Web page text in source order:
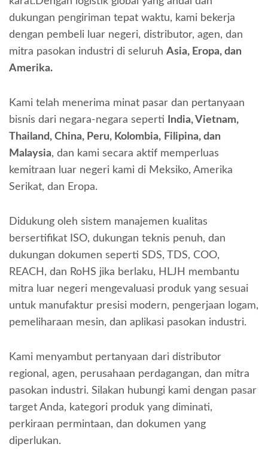
dukungan pengiriman tepat waktu, kami bekerja
dengan pembeli luar negeri, distributor, agen, dan
mitra pasokan industri di seluruh Asia, Eropa, dan
Amerika.
Kami telah menerima minat pasar dan pertanyaan
bisnis dari negara-negara seperti
India, Vietnam,
Thailand, China, Peru, Kolombia, Filipina, dan
Malaysia, dan kami secara aktif memperluas
kemitraan luar negeri kami di Meksiko, Amerika
Serikat, dan Eropa.
Didukung oleh sistem manajemen kualitas
bersertifikat ISO, dukungan teknis penuh, dan
dukungan dokumen seperti SDS, TDS, COO,
REACH, dan RoHS jika berlaku, HLJH membantu
mitra luar negeri mengevaluasi produk yang sesuai
untuk manufaktur presisi modern, pengerjaan logam,
pemeliharaan mesin, dan aplikasi pasokan industri.
Kami menyambut pertanyaan dari distributor
regional, agen, perusahaan perdagangan, dan mitra
pasokan industri. Silakan hubungi kami dengan pasar
target Anda, kategori produk yang diminati,
perkiraan permintaan, dan dokumen yang
diperlukan.